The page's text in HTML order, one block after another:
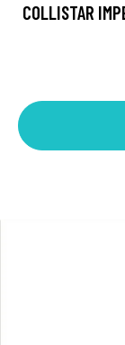
COLLISTAR